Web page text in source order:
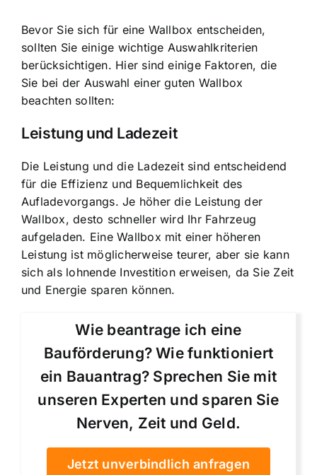
Bevor Sie sich für eine Wallbox entscheiden,
sollten Sie einige wichtige Auswahlkriterien
berücksichtigen. Hier sind einige Faktoren, die
Sie bei der Auswahl einer guten Wallbox
beachten sollten:
Leistung und Ladezeit
Die Leistung und die Ladezeit sind entscheidend
für die Effizienz und Bequemlichkeit des
Aufladevorgangs. Je höher die Leistung der
Wallbox, desto schneller wird Ihr Fahrzeug
aufgeladen. Eine Wallbox mit einer höheren
Leistung ist möglicherweise teurer, aber sie kann
sich als lohnende Investition erweisen, da Sie Zeit
und Energie sparen können.
Wie beantrage ich eine
Bauförderung? Wie funktioniert
ein Bauantrag? Sprechen Sie mit
unseren Experten und sparen Sie
Nerven, Zeit und Geld.
Jetzt unverbindlich anfragen